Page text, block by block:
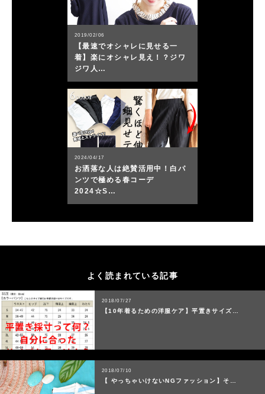
よく読まれている記事
2018/07/27
【10年着るための洋服ケア】平置きサイズ…
2018/07/10
【 やっちゃいけないNGファッション】そ…
2019/02/06
【最速でオシャレに見せる一
着】楽にオシャレ見え！？ジワ
ジワ人…
2024/04/17
お洒落な人は絶賛活用中！白パ
ンツで極める春コーデ
2024☆S…